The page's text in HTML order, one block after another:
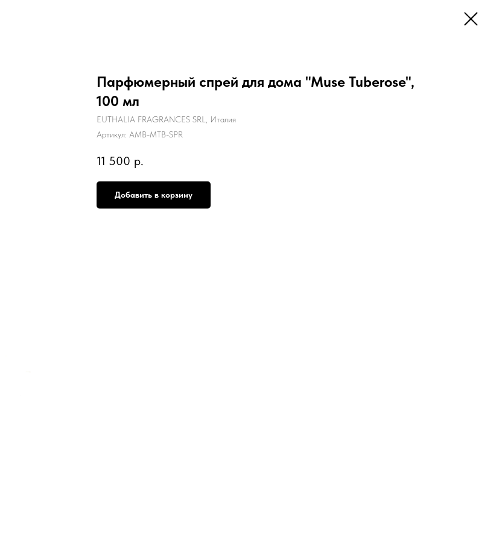
Парфюмерный спрей для дома "Muse Tuberose",
100 мл
EUTHALIA FRAGRANCES SRL, Италия
Артикул: AMB-MTB-SPR
11 500 р.
Добавить в корзину